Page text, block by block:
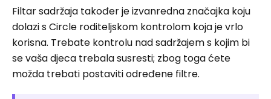
Filtar sadržaja također je izvanredna značajka koju
dolazi s Circle roditeljskom kontrolom koja je vrlo
korisna. Trebate kontrolu nad sadržajem s kojim bi
se vaša djeca trebala susresti; zbog toga ćete
možda trebati postaviti određene filtre.